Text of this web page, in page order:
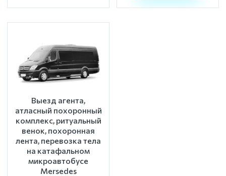
Выезд агента,
атласный похоронный
комплекс, ритуальный
венок, похоронная
лента, перевозка тела
на катафальном
микроавтобусе
Mersedes